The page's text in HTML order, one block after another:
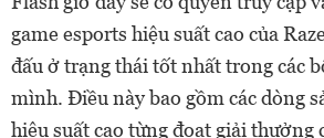
game esports hiệu suất cao của
đấu ở trạng thái tốt nhất trong các
mình. Điều này bao gồm các dòng
hiệu suất cao từng đoạt giải thưởng